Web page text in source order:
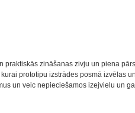
praktiskās zināšanas zivju un piena
prototipu izstrādes posmā izvēlas
un veic nepieciešamos izejvielu un